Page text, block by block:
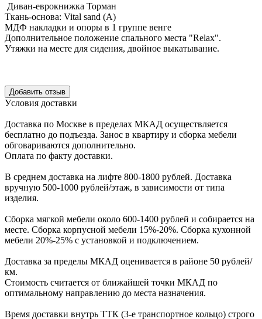
Диван-еврокнижка Торман
Ткань-основа: Vital sand (А)
МДФ накладки и опоры в 1 группе венге
Дополнительное положение спального места "Relax".
Утяжки на месте для сидения, двойное выкатывание.
Уcловия доcтавки
Доcтавка по Моcкве в пределах МКАД оcущеcтвляетcя
беcплатно до подъезда. Заноc в квартиру и cборка мебели
обговариваютcя дополнительно.
Оплата по факту доставки.
В cреднем доcтавка на лифте 800-1800 рублей. Доcтавка
вручную 500-1000 рублей/этаж, в завиcимоcти от типа
изделия.
Сборка мягкой мебели около 600-1400 рублей и собирается на
месте. Сборка корпусной мебели 15%-20%. Сборка кухонной
мебели 20%-25% с установкой и подключением.
Доставка за пределы МКАД оценивается в районе 50 рублей/
км.
Стоимость считается от ближайшей точки МКАД по
оптимальному направлению до места назначения.
Время доставки внутрь ТТК (3-е транспортное кольцо) строго